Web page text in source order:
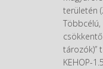
területén
Többcélú,
tározók)”
KEHOP-